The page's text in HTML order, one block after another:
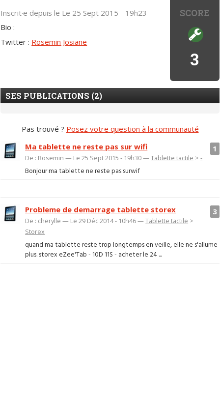
SCORE
3
Inscrit·e depuis le Le 25 Sept 2015 - 19h23
Bio :
Twitter : Rosemin Josiane
SES PUBLICATIONS (2)
Pas trouvé ? Posez votre question à la communauté
1
Ma tablette ne reste pas sur wifi
De : Rosemin — Le 25 Sept 2015 - 19h30 —Tablette tactile >-
Bonjour ma tablette ne reste pas surwif
3
Probleme de demarrage tablette storex
De : cherylle — Le 29 Déc 2014 - 10h46 —Tablette tactile >
Storex
quand ma tablette reste trop longtemps en veille, elle ne s'allume
plus. storex eZee'Tab - 10D 11S - acheter le 24 ...